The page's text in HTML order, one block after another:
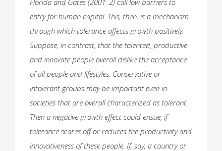
entry for human capital. This, then, is a mechanism
through which tolerance affects growth positively.
Suppose, in contrast, that the talented, productive
and innovate people overall dislike the acceptance
of all people and lifestyles. Conservative or
intolerant groups may be important even in
societies that are overall characterized as tolerant.
Then a negative growth effect could ensue, if
tolerance scares off or reduces the productivity and
innovativeness of these people. If, say, a country or